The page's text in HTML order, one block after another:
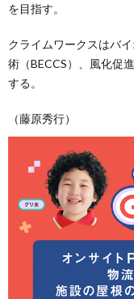
を目指す。
クライムワークスはバ
術（BECCS）、風化促
する。
（藤原秀行）